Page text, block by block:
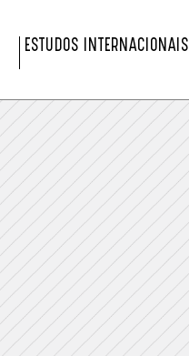
ESTUDOS INTERNACIONAIS